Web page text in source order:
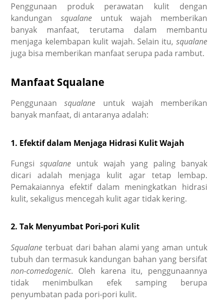
Penggunaan produk perawatan kulit dengan
kandungan squalane untuk wajah memberikan
banyak manfaat, terutama dalam membantu
menjaga kelembapan kulit wajah. Selain itu, squalane
juga bisa memberikan manfaat serupa pada rambut.
Manfaat Squalane
Penggunaansqualane untuk wajah memberikan
banyak manfaat, di antaranya adalah:
1. Efektif dalam Menjaga Hidrasi Kulit Wajah
Fungsisqualane untuk wajah yang paling banyak
dicari adalah menjaga kulit agar tetap lembap.
Pemakaiannya efektif dalam meningkatkan hidrasi
kulit, sekaligus mencegah kulit agar tidak kering.
2. Tak Menyumbat Pori-pori Kulit
Squalane terbuat dari bahan alami yang aman untuk
tubuh dan termasuk kandungan bahan yang bersifat
non-comedogenic. Oleh karena itu, penggunaannya
tidak menimbulkan efek samping berupa
penyumbatan pada pori-pori kulit.